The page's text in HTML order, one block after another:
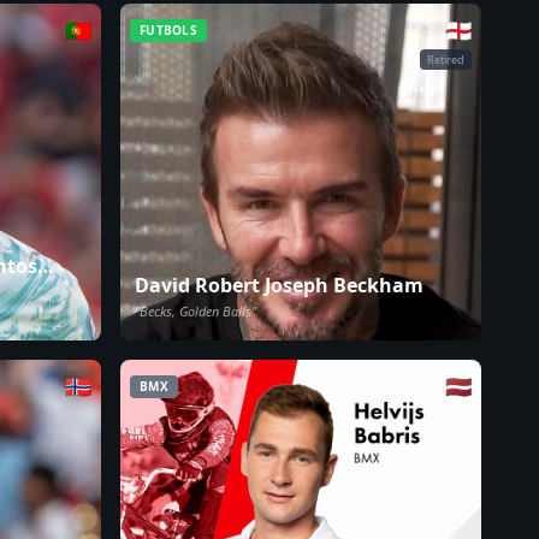
🇵🇹 FUTBOLS 🏴󠁧󠁢󠁥󠁮󠁧󠁿
Retired
David Robert Joseph Beckham
"Becks, Golden Balls"
🇳🇴 BMX 🇱🇻